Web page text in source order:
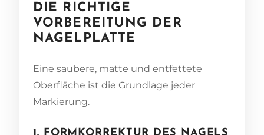
DIE RICHTIGE
VORBEREITUNG DER
NAGELPLATTE
Eine saubere, matte und entfettete
Oberfläche ist die Grundlage jeder
Markierung.
1. FORMKORREKTUR DES NAGELS